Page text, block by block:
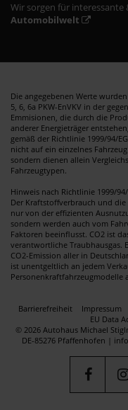
Wir sorgen für interessante
Automobilwelt
Die angegebenen Werte
5, 6, 6a PKW-EnVKV in der
Emmisionen, die durch die
anderer Energieträger
gemäß der Richtlinie 1999/94/
nicht auf ein einzelnes
sondern dienen allein
Fahrzeugtypen.
Hinweis nach Richtlinie 1999/94/
Der Kraftstoffverbrauch und die
nur von der effizienten
sondern werden auch vom
Faktoren beeinflusst. CO2 ist
verantwortliche Traubhausgas.
CO2-Emission aller in
ist unentgeltlich an jedem
Personenkraftfahrzeugmodelle
Barrierefreiheit Impressum
EU Data
© 2026 Autohaus Michael
DE-85276 Pfaffenhofen |